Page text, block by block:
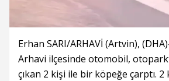
Erhan SARI/ARHAVİ (Artvin),
Arhavi ilçesinde otomobil,
çıkan 2 kişi ile bir köpeğe çarptı. 2